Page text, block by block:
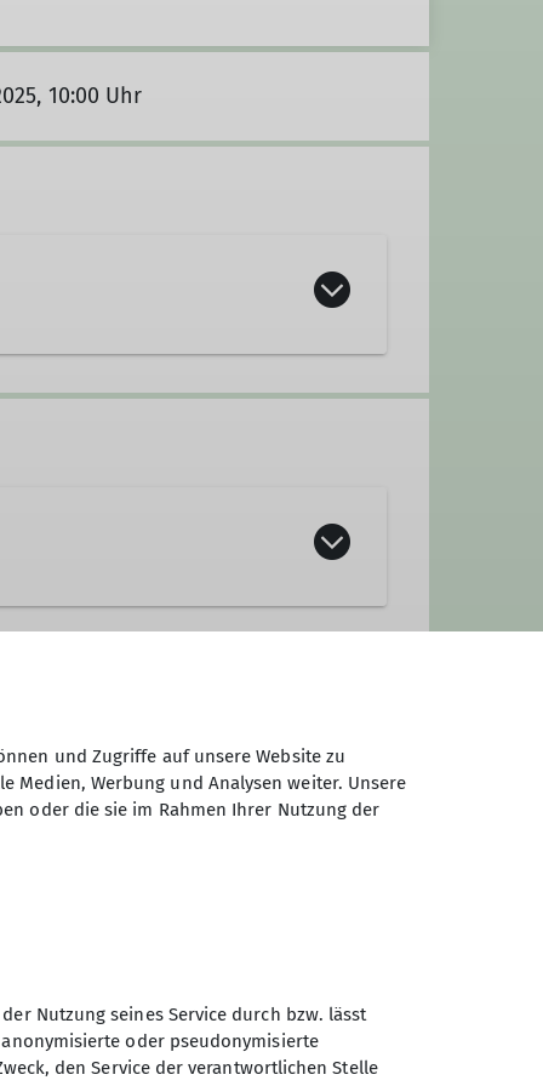
10:00 Uhr
werden kann.
Sektion Ludwigsburg des
und Zugriffe auf unsere Website zu
Medien, Werbung und Analysen weiter. Unsere
oder die sie im Rahmen Ihrer Nutzung der
Nutzung seines Service durch bzw. lässt
oder pseudonymisierte
den Service der verantwortlichen Stelle